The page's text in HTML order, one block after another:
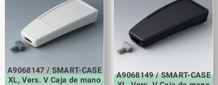
A9068147 / SMART-CASE
XL, Vers. V Caja de mano
A9068149 / SMART-CASE